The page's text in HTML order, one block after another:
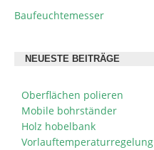
BEITRAGSNAVIGATION
Baufeuchtemesser
NEUESTE BEITRÄGE
Oberflächen polieren
Mobile bohrständer
Holz hobelbank
Vorlauftemperaturregelung